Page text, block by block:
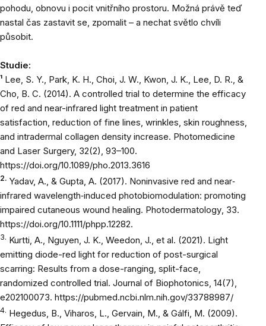
pohodu, obnovu i pocit vnitřního prostoru. Možná právě teď
nastal čas zastavit se, zpomalit – a nechat světlo chvíli
působit.
Studie:
¹ Lee, S. Y., Park, K. H., Choi, J. W., Kwon, J. K., Lee, D. R., &
Cho, B. C. (2014). A controlled trial to determine the efficacy
of red and near-infrared light treatment in patient
satisfaction, reduction of fine lines, wrinkles, skin roughness,
and intradermal collagen density increase. Photomedicine
and Laser Surgery, 32(2), 93–100.
https://doi.org/10.1089/pho.2013.3616
2. Yadav, A., & Gupta, A. (2017). Noninvasive red and near‐
infrared wavelength‐induced photobiomodulation: promoting
impaired cutaneous wound healing. Photodermatology, 33.
https://doi.org/10.1111/phpp.12282.
3. Kurtti, A., Nguyen, J. K., Weedon, J., et al. (2021). Light
emitting diode-red light for reduction of post-surgical
scarring: Results from a dose-ranging, split-face,
randomized controlled trial. Journal of Biophotonics, 14(7),
e202100073. https://pubmed.ncbi.nlm.nih.gov/33788987/
4. Hegedus, B., Viharos, L., Gervain, M., & Gálfi, M. (2009).